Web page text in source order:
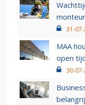
31-
MAA
open
30-